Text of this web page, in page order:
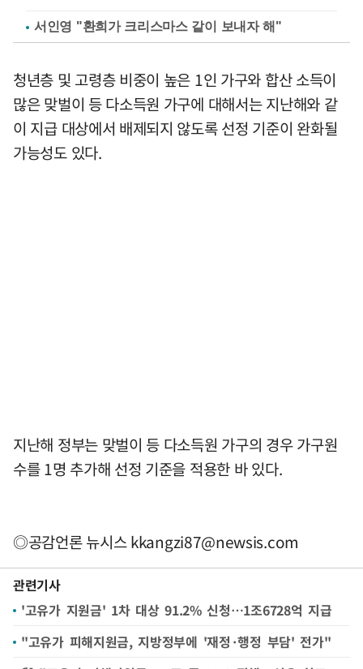
서인영 "환희가 크리스마스 같이 보내자 해"
청년층 및 고령층 비중이 높은 1인 가구와 합산 소득이
많은 맞벌이 등 다소득원 가구에 대해서는 지난해와 같
이 지급 대상에서 배제되지 않도록 선정 기준이 완화될
가능성도 있다.
지난해 정부는 맞벌이 등 다소득원 가구의 경우 가구원
수를 1명 추가해 선정 기준을 적용한 바 있다.
◎공감언론 뉴시스kkangzi87@newsis.com
관련기사
'고유가 지원금' 1차 대상 91.2% 신청…1조6728억 지급
"고유가 피해지원금, 지방정부에 '재정·행정 부담' 전가"